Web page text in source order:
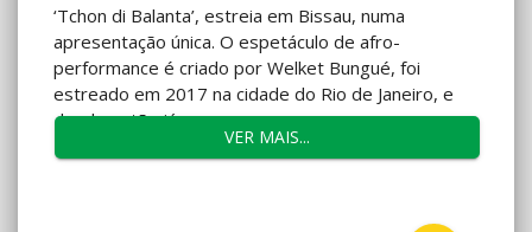
‘Tchon di Balanta’, estreia em Bissau, numa
apresentação única. O espetáculo de afro-
performance é criado por Welket Bungué, foi
estreado em 2017 na cidade do Rio de Janeiro, e
desde então já...
VER MAIS...